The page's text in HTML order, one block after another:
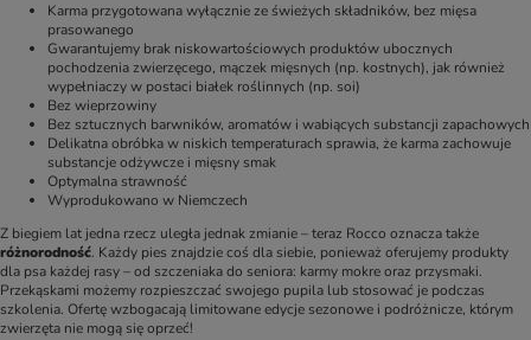
Karma przygotowana wyłącznie ze świeżych składników, bez mięsa
prasowanego
Gwarantujemy brak niskowartościowych produktów ubocznych
pochodzenia zwierzęcego, mączek mięsnych (np. kostnych), jak również
wypełniaczy w postaci białek roślinnych (np. soi)
Bez wieprzowiny
Bez sztucznych barwników, aromatów i wabiących substancji zapachowych
Delikatna obróbka w niskich temperaturach sprawia, że karma zachowuje
substancje odżywcze i mięsny smak
Optymalna strawność
Wyprodukowano w Niemczech
różnorodność. Każdy pies znajdzie coś dla siebie, ponieważ oferujemy produkty
dla psa każdej rasy – od szczeniaka do seniora: karmy mokre oraz przysmaki.
Przekąskami możemy rozpieszczać swojego pupila lub stosować je podczas
szkolenia. Ofertę wzbogacają limitowane edycje sezonowe i podróżnicze, którym
zwierzęta nie mogą się oprzeć!